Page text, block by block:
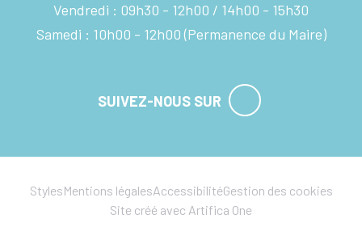
Vendredi : 09h30 - 12h00
14h00 - 15h30
Samedi : 10h00 - 12h00 (Permanence du Maire)
SUIVEZ-NOUS SUR
StylesMentions légalesAccessibilitéGestion des cookies
Site créé avec Artifica One